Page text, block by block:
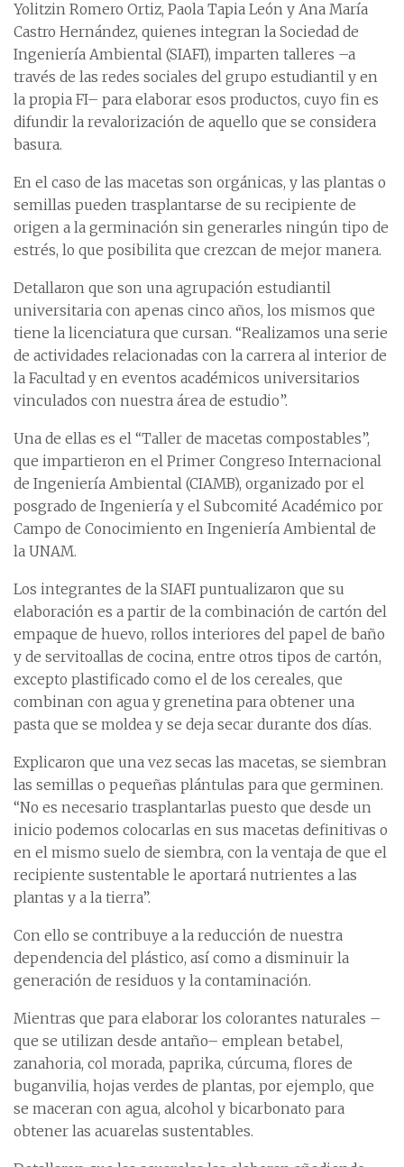
Yolitzin Romero Ortiz, Paola Tapia León y Ana María
Castro Hernández, quienes integran la Sociedad de
Ingeniería Ambiental (SIAFI), imparten talleres –a
través de las redes sociales del grupo estudiantil y en
la propia FI– para elaborar esos productos, cuyo fin es
difundir la revalorización de aquello que se considera
basura.
En el caso de las macetas son orgánicas, y las plantas o
semillas pueden trasplantarse de su recipiente de
origen a la germinación sin generarles ningún tipo de
estrés, lo que posibilita que crezcan de mejor manera.
Detallaron que son una agrupación estudiantil
universitaria con apenas cinco años, los mismos que
tiene la licenciatura que cursan. “Realizamos una serie
de actividades relacionadas con la carrera al interior de
la Facultad y en eventos académicos universitarios
vinculados con nuestra área de estudio”.
Una de ellas es el “Taller de macetas compostables”,
que impartieron en el Primer Congreso Internacional
de Ingeniería Ambiental (CIAMB), organizado por el
posgrado de Ingeniería y el Subcomité Académico por
Campo de Conocimiento en Ingeniería Ambiental de
la UNAM.
Los integrantes de la SIAFI puntualizaron que su
elaboración es a partir de la combinación de cartón del
empaque de huevo, rollos interiores del papel de baño
y de servitoallas de cocina, entre otros tipos de cartón,
excepto plastificado como el de los cereales, que
combinan con agua y grenetina para obtener una
pasta que se moldea y se deja secar durante dos días.
Explicaron que una vez secas las macetas, se siembran
las semillas o pequeñas plántulas para que germinen.
“No es necesario trasplantarlas puesto que desde un
inicio podemos colocarlas en sus macetas definitivas o
en el mismo suelo de siembra, con la ventaja de que el
recipiente sustentable le aportará nutrientes a las
plantas y a la tierra”.
Con ello se contribuye a la reducción de nuestra
dependencia del plástico, así como a disminuir la
generación de residuos y la contaminación.
Mientras que para elaborar los colorantes naturales –
que se utilizan desde antaño– emplean betabel,
zanahoria, col morada, paprika, cúrcuma, flores de
buganvilia, hojas verdes de plantas, por ejemplo, que
se maceran con agua, alcohol y bicarbonato para
obtener las acuarelas sustentables.